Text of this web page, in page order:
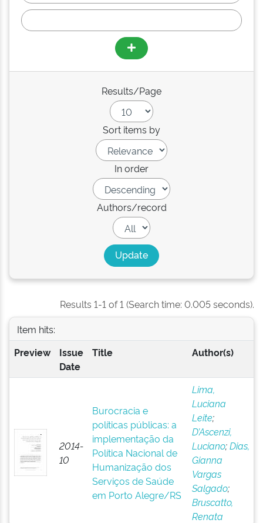
Results/Page
Sort items by
In order
Authors/record
Results 1-1 of 1 (Search time: 0.005 seconds).
Item hits:
Preview
Issue
Date
Title Author(s)
2014-
10
Burocracia e
políticas públicas: a
implementação da
Política Nacional de
Humanização dos
Serviços de Saúde
em Porto Alegre/RS
Lima,
Luciana
Leite;
D’Ascenzi,
Luciano;Dias,
Gianna
Vargas
Salgado;
Bruscatto,
Renata